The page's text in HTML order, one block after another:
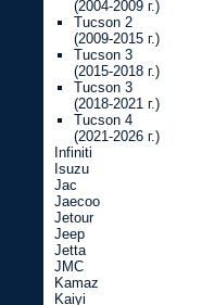
(2004-2009 г.)
Tucson 2
(2009-2015 г.)
Tucson 3
(2015-2018 г.)
Tucson 3
(2018-2021 г.)
Tucson 4
(2021-2026 г.)
Infiniti
Isuzu
Jac
Jaecoo
Jetour
Jeep
Jetta
JMC
Kamaz
Kaiyi